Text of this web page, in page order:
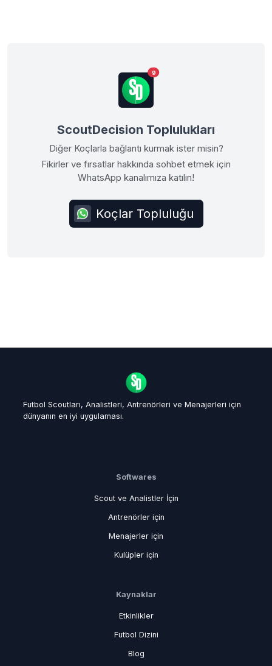
9
ScoutDecision Toplulukları
Diğer Koçlarla bağlantı kurmak ister misin?
Fikirler ve fırsatlar hakkında sohbet etmek için
WhatsApp kanalımıza katılın!
Koçlar Topluluğu
Futbol Scoutları, Analistleri, Antrenörleri ve Menajerleri için
dünyanın en iyi uygulaması.
Softwares
Scout ve Analistler İçin
Antrenörler için
Menajerler için
Kulüpler için
Kaynaklar
Etkinlikler
Futbol Dizini
Blog